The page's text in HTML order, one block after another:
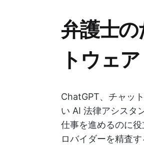
弁護士の
トウェア
ChatGPT、チャッ
い AI 法律アシスタ
仕事を進めるのに
ロバイダーを精査